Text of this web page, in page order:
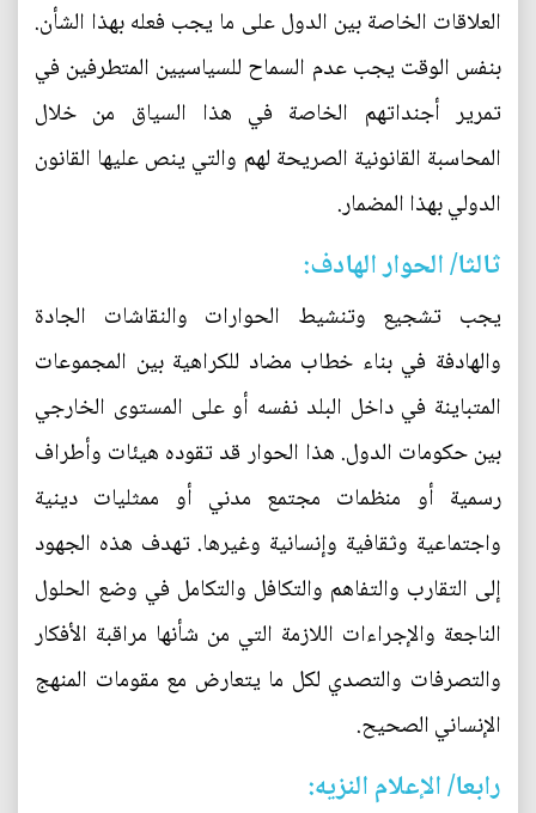
العلاقات الخاصة بين الدول على ما يجب فعله بهذا الشأن.
بنفس الوقت يجب عدم السماح للسياسيين المتطرفين في
تمرير أجنداتهم الخاصة في هذا السياق من خلال
المحاسبة القانونية الصريحة لهم والتي ينص عليها القانون
الدولي بهذا المضمار.
ثالثا/ الحوار الهادف:
يجب تشجيع وتنشيط الحوارات والنقاشات الجادة
والهادفة في بناء خطاب مضاد للكراهية بين المجموعات
المتباينة في داخل البلد نفسه أو على المستوى الخارجي
بين حكومات الدول. هذا الحوار قد تقوده هيئات وأطراف
رسمية أو منظمات مجتمع مدني أو ممثليات دينية
واجتماعية وثقافية وإنسانية وغيرها. تهدف هذه الجهود
إلى التقارب والتفاهم والتكافل والتكامل في وضع الحلول
الناجعة والإجراءات اللازمة التي من شأنها مراقبة الأفكار
والتصرفات والتصدي لكل ما يتعارض مع مقومات المنهج
الإنساني الصحيح.
رابعا/ الإعلام النزيه: